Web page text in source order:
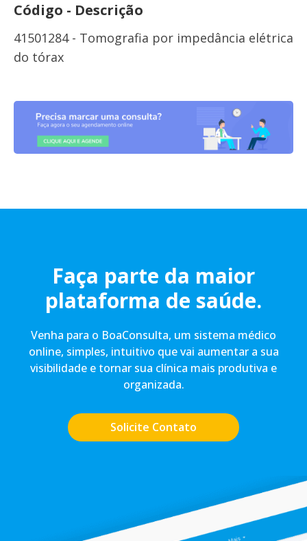
Código - Descrição
41501284 - Tomografia por impedância elétrica
do tórax
Faça parte da maior
plataforma de saúde.
Venha para o BoaConsulta, um sistema médico
online, simples, intuitivo que vai aumentar a sua
visibilidade e tornar sua clínica mais produtiva e
organizada.
Solicite Contato